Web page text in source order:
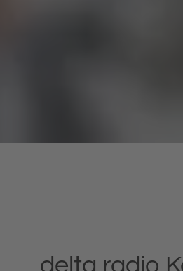
delta radio